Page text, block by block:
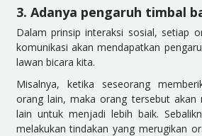
3. Adanya pengaruh timbal
Dalam prinsip interaksi sosial, setiap
komunikasi akan mendapatkan
lawan bicara kita.
Misalnya, ketika seseorang
orang lain, maka orang tersebut akan
lain untuk menjadi lebih baik.
melakukan tindakan yang merugikan